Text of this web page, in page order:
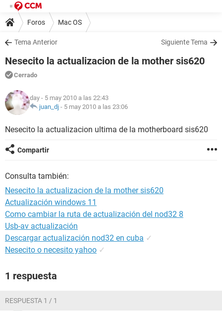
Foros Mac OS
Tema Anterior Siguiente Tema
Nesecito la actualizacion de la mother sis620
Cerrado
day - 5 may 2010 a las 22:43
juan_dj - 5 may 2010 a las 23:06
Nesecito la actualizacion ultima de la motherboard sis620
Compartir
Consulta también:
Nesecito la actualizacion de la mother sis620
Actualización windows 11
Como cambiar la ruta de actualización del nod32 8
Usb-av actualización
Descargar actualización nod32 en cuba ✓
Nesecito o necesito yahoo ✓
1 respuesta
RESPUESTA 1 / 1